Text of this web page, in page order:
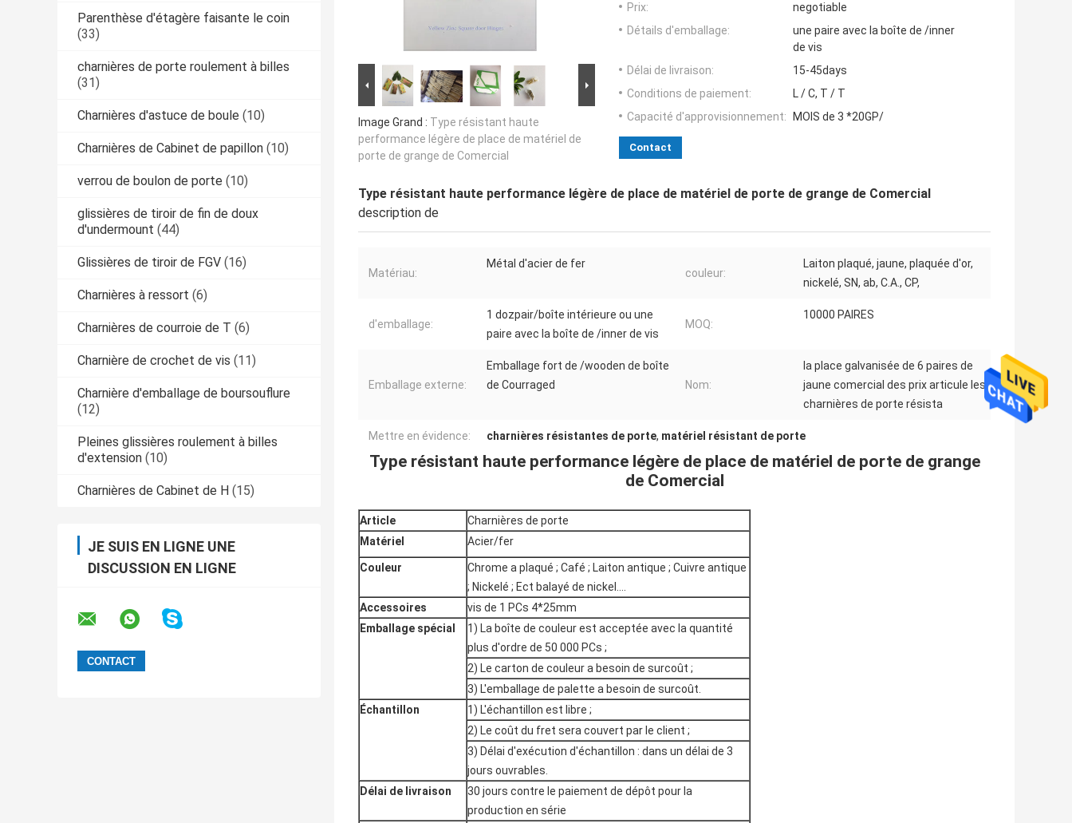
Parenthèse d'étagère faisante le coin
(33)
charnières de porte roulement à billes
(31)
Charnières d'astuce de boule (10)
Charnières de Cabinet de papillon (10)
verrou de boulon de porte (10)
glissières de tiroir de fin de doux
d'undermount (44)
Glissières de tiroir de FGV (16)
Charnières à ressort (6)
Charnières de courroie de T (6)
Charnière de crochet de vis (11)
Charnière d'emballage de boursouflure
(12)
Pleines glissières roulement à billes
d'extension (10)
Charnières de Cabinet de H (15)
JE SUIS EN LIGNE UNE
DISCUSSION EN LIGNE
Image Grand : Type résistant haute
performance légère de place de matériel de
porte de grange de Comercial
Prix:
negotiable
Détails d'emballage:
une paire avec la boîte de /inner
de vis
Délai de livraison:
15-45days
Conditions de paiement:
L / C, T / T
Capacité d'approvisionnement:
MOIS de 3 *20GP/
Contact
Type résistant haute performance légère de place de matériel de porte de grange de Comercial
description de
Matériau:
Métal d'acier de fer
couleur:
Laiton plaqué, jaune, plaquée d'or,
nickelé, SN, ab, C.A., CP,
d'emballage:
1 dozpair/boîte intérieure ou une
paire avec la boîte de /inner de vis
MOQ:
10000 PAIRES
Emballage externe:
Emballage fort de /wooden de boîte
de Courraged
Nom:
la place galvanisée de 6 paires de
jaune comercial des prix articule les
charnières de porte résista
Mettre en évidence: charnières résistantes de porte, matériel résistant de porte
Type résistant haute performance légère de place de matériel de porte de grange
de Comercial
Article
Charnières de porte
Matériel
Acier/fer
Couleur
Chrome a plaqué ; Café ; Laiton antique ; Cuivre antique
; Nickelé ; Ect balayé de nickel….
Accessoires
vis de 1 PCs 4*25mm
Emballage spécial
1) La boîte de couleur est acceptée avec la quantité
plus d'ordre de 50 000 PCs ;
2) Le carton de couleur a besoin de surcoût ;
3) L'emballage de palette a besoin de surcoût.
Échantillon
1) L'échantillon est libre ;
2) Le coût du fret sera couvert par le client ;
3) Délai d'exécution d'échantillon : dans un délai de 3
jours ouvrables.
Délai de livraison
30 jours contre le paiement de dépôt pour la
production en série